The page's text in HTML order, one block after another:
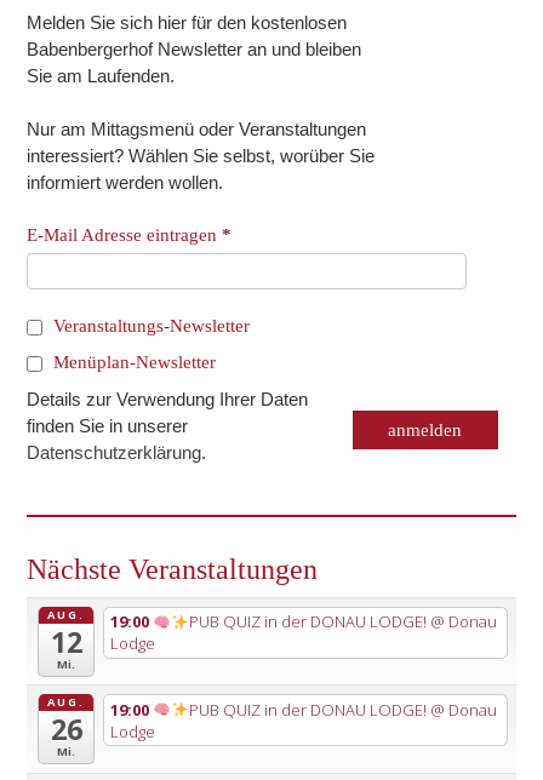
Melden Sie sich hier für den kostenlosen
Babenbergerhof Newsletter an und bleiben
Sie am Laufenden.
Nur am Mittagsmenü oder Veranstaltungen
interessiert? Wählen Sie selbst, worüber Sie
informiert werden wollen.
E-Mail Adresse eintragen*
Veranstaltungs-Newsletter
Menüplan-Newsletter
Details zur Verwendung Ihrer Daten
finden Sie in unserer
Datenschutzerklärung.
Nächste Veranstaltungen
AUG.
12
Mi.
19:00 PUB QUIZ in der DONAU LODGE! @ Donau
Lodge
AUG.
26
Mi.
19:00 PUB QUIZ in der DONAU LODGE! @ Donau
Lodge